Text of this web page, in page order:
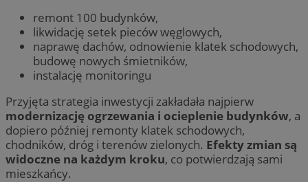
remont 100 budynków,
likwidację setek pieców węglowych,
naprawę dachów, odnowienie klatek schodowych,
budowę nowych śmietników,
instalację monitoringu
Przyjęta strategia inwestycji zakładała najpierw
modernizację ogrzewania i ocieplenie budynków, a
dopiero później remonty klatek schodowych,
chodników, dróg i terenów zielonych. Efekty zmian są
widoczne na każdym kroku, co potwierdzają sami
mieszkańcy.